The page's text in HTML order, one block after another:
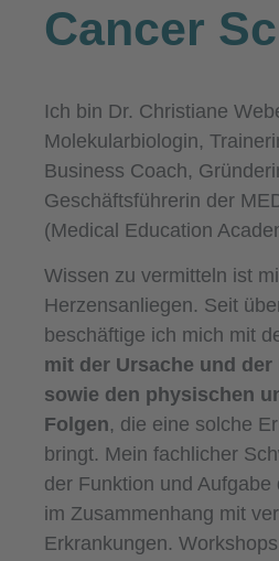
Cancer
Ich bin Dr. Christiane
Molekularbiologin,
Business Coach,
Geschäftsführerin der
(Medical Education
Wissen zu vermitteln ist
Herzensanliegen. Seit
beschäftige ich mich mit
mit der Ursache und der
sowie den physischen
Folgen, die eine solche
bringt. Mein fachlicher
der Funktion und
im Zusammenhang mit
Erkrankungen.